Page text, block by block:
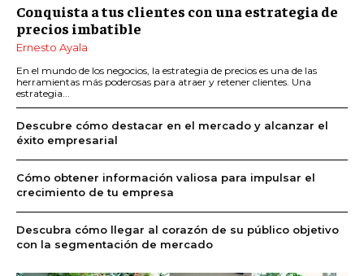
Conquista a tus clientes con una estrategia de
precios imbatible
Ernesto Ayala
En el mundo de los negocios, la estrategia de precios es una de las
herramientas más poderosas para atraer y retener clientes. Una
estrategia...
Descubre cómo destacar en el mercado y alcanzar el
éxito empresarial
Cómo obtener información valiosa para impulsar el
crecimiento de tu empresa
Descubra cómo llegar al corazón de su público objetivo
con la segmentación de mercado